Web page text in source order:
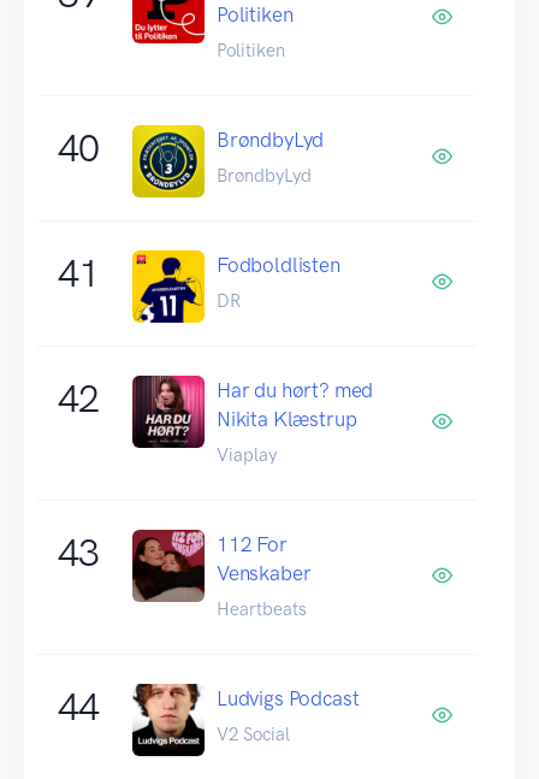
Politiken
Politiken
40 BrøndbyLyd
BrøndbyLyd
41 Fodboldlisten
DR
42
Har du hørt? med
Nikita Klæstrup
Viaplay
43
112 For
Venskaber
Heartbeats
44 Ludvigs Podcast
V2 Social